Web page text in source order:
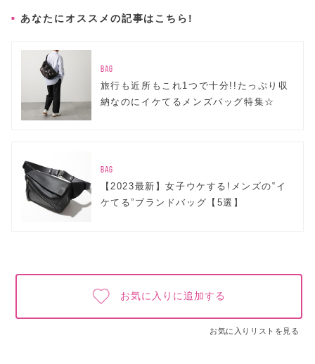
あなたにオススメの記事はこちら!
BAG
旅行も近所もこれ1つで十分!!たっぷり収
納なのにイケてるメンズバッグ特集☆
BAG
【2023最新】女子ウケする!メンズの‟イ
ケてる”ブランドバッグ【5選】
お気に入りに追加する
お気に入りリストを見る